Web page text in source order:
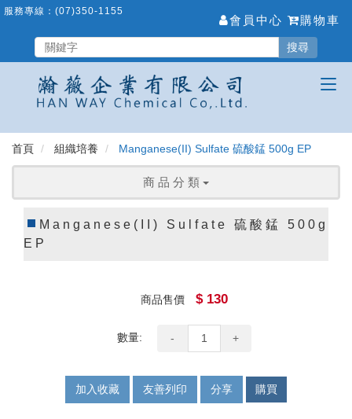
跳
要
服務專線： (07)350-1155
會員中心 購物車
搜尋
首頁 組織培養 Manganese(II) Sulfate 硫酸錳 500g EP
商 品 分 類
Manganese(II) Sulfate 硫酸錳 500g
EP
商品售價 $ 130
數量: - +
加入收藏 友善列印 分享 購買